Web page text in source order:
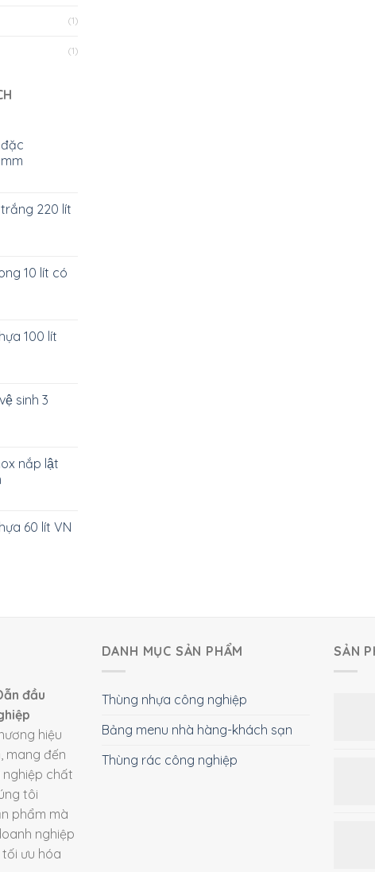
(1)
(1)
220 lít
10 lít có
100 lít
sinh 3
nắp lật
60 lít VN
đầu
hiệu
mang đến
chất
tôi
phẩm mà
nghiệp
ưu hóa
DANH MỤC SẢN PHẨM
Thùng nhựa công nghiệp
Bảng menu nhà hàng-khách sạn
Thùng rác công nghiệp
SẢN